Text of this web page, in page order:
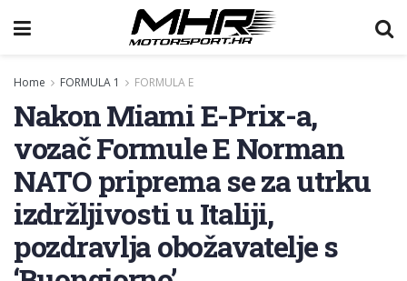
Home FORMULA 1 FORMULA E
Nakon Miami E-Prix-a,
vozač Formule E Norman
NATO priprema se za utrku
izdržljivosti u Italiji,
pozdravlja obožavatelje s